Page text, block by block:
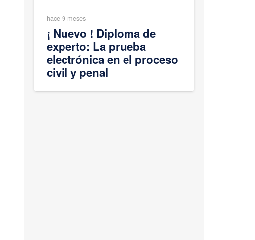
hace 9 meses
¡ Nuevo ! Diploma de
experto: La prueba
electrónica en el proceso
civil y penal